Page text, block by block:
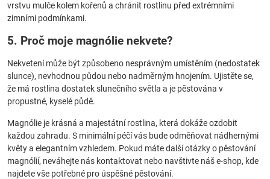
vrstvu mulče kolem kořenů a chránit rostlinu před extrémními
zimními podmínkami.
5. Proč moje magnólie nekvete?
Nekvetení může být způsobeno nesprávným umístěním (nedostatek
slunce), nevhodnou půdou nebo nadměrným hnojením. Ujistěte se,
že má rostlina dostatek slunečního světla a je pěstována v
propustné, kyselé půdě.
Magnólie je krásná a majestátní rostlina, která dokáže ozdobit
každou zahradu. S minimální péčí vás bude odměňovat nádhernými
květy a elegantním vzhledem. Pokud máte další otázky o pěstování
magnólií, neváhejte nás kontaktovat nebo navštivte náš e-shop, kde
najdete vše potřebné pro úspěšné pěstování.